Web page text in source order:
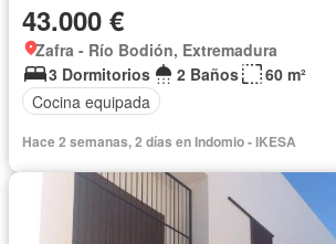
43.000 €
Zafra - Río Bodión, Extremadura
3 Dormitorios
2 Baños
60 m²
Cocina equipada
Hace 2 semanas, 2 días en Indomio - IKESA